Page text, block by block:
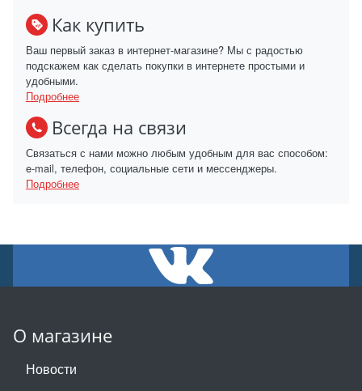
Как купить
Ваш первый заказ в интернет-магазине? Мы с радостью
подскажем как сделать покупки в интернете простыми и
удобными.
Подробнее
Всегда на связи
Связаться с нами можно любым удобным для вас способом:
e-mail, телефон, социальные сети и мессенджеры.
Подробнее
О магазине
Новости